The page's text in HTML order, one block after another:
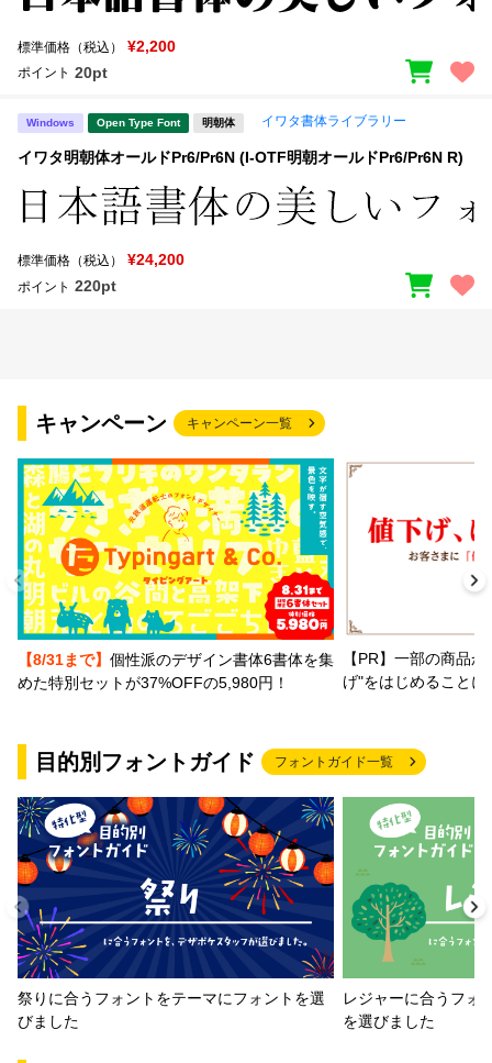
標準価格（税込） ¥2,200
ポイント 20pt
Windows Open Type Font 明朝体 イワタ書体ライブラリー
イワタ明朝体オールドPr6/Pr6N (I-OTF明朝オールドPr6/Pr6N R)
標準価格（税込） ¥24,200
ポイント 220pt
キャンペーン キャンペーン一覧
【8/31まで】 個性派のデザイン書体6書体を集
めた特別セットが37%OFFの5,980円！
【PR】一部の商品
げ"をはじめること
目的別フォントガイド フォントガイド一覧
祭りに合うフォントをテーマにフォントを選
びました
レジャーに合うフォ
を選びました